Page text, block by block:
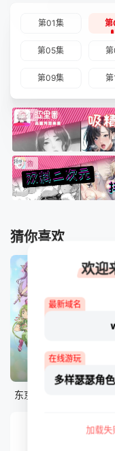
第01集
第05集
第09集
猜你喜欢
12集全
东京猫猫 NEW～♡
欢迎
最新域名
在线游玩
多样瑟瑟角
加载